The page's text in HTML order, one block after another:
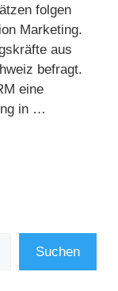
folgen
Marketing.
aus
befragt.
eine
in …
Suchen